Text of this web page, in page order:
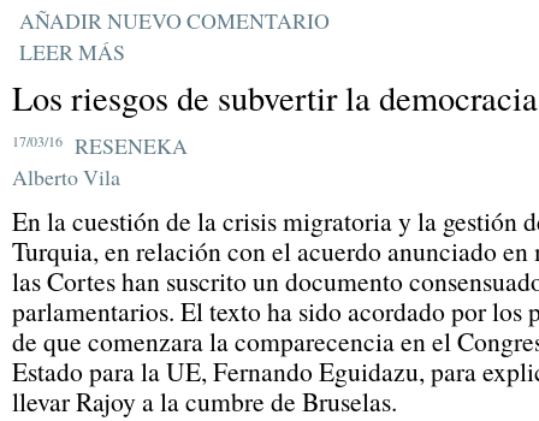
AÑADIR NUEVO COMENTARIO
LEER MÁS
Los riesgos de subvertir la democracia
17/03/16
RESENEKA
Alberto Vila
En la cuestión de la crisis migratoria y la gestión
Turquia, en relación con el acuerdo anunciado
las Cortes han suscrito un documento
parlamentarios. El texto ha sido acordado por los
de que comenzara la comparecencia en el
Estado para la UE, Fernando Eguidazu, para
llevar Rajoy a la cumbre de Bruselas.